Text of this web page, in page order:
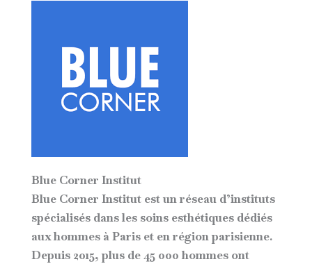
Blue Corner Institut
Blue Corner Institutest un réseau d’instituts
spécialisés dans les soins esthétiques dédiés
aux hommes à Paris et en région parisienne.
Depuis 2015, plus de 45 000 hommes ont